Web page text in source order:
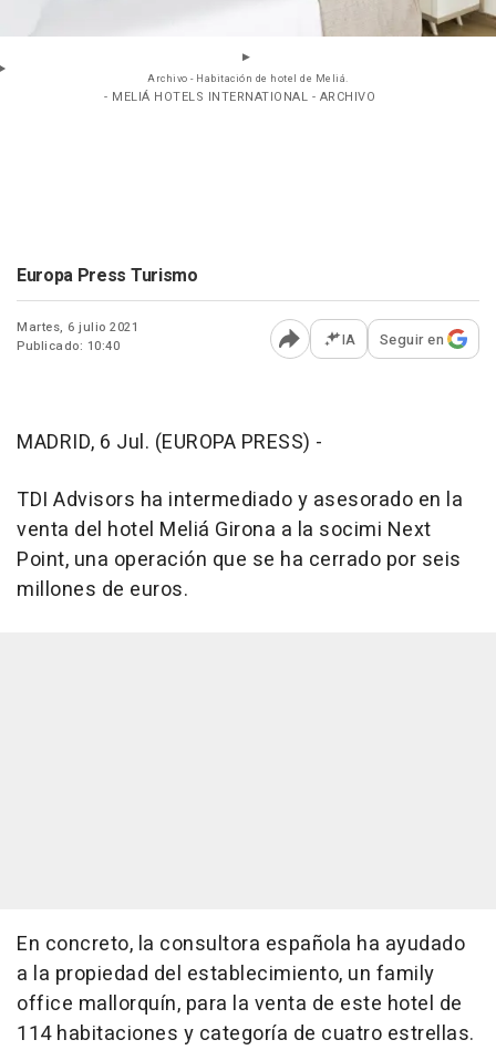
Archivo - Habitación de hotel de Meliá.
- MELIÁ HOTELS INTERNATIONAL - ARCHIVO
Europa Press Turismo
Martes, 6 julio 2021
Publicado: 10:40
Abrir opciones para
IA Seguir en
MADRID, 6 Jul. (EUROPA PRESS) -
TDI Advisors ha intermediado y asesorado en la
venta del hotel Meliá Girona a la socimi Next
Point, una operación que se ha cerrado por seis
millones de euros.
En concreto, la consultora española ha ayudado
a la propiedad del establecimiento, un family
office mallorquín, para la venta de este hotel de
114 habitaciones y categoría de cuatro estrellas.